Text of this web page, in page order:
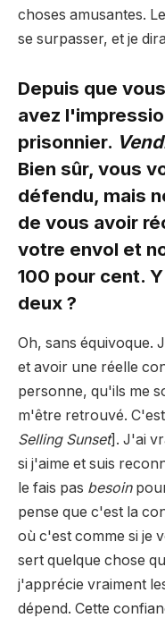
choses amusantes.
se surpasser, et je
Depuis que
avez
prisonnier.
Bien sûr, vous
défendu, mais
de vous avoir
votre envol et
100 pour cent.
deux ?
Oh, sans équivoque.
et avoir une réelle
personne, qu'ils me
m'être retrouvé.
Selling Sunset]. J'ai
si j'aime et suis
le fais pas besoin
pense que c'est la
où c'est comme si je
sert quelque chose
j'apprécie vraiment
dépend. Cette